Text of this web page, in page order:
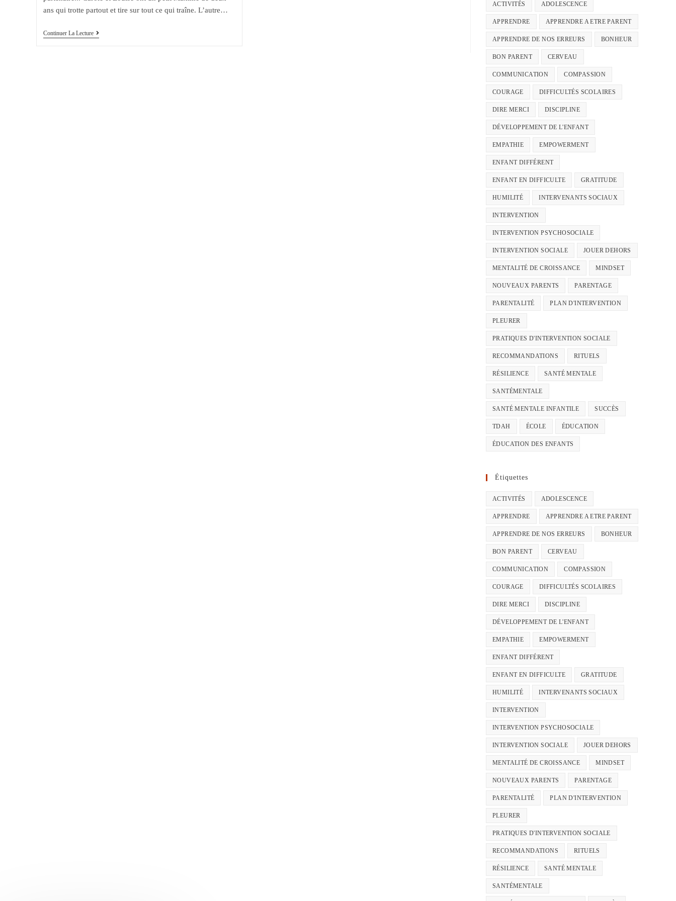
ans qui trotte partout et tire sur tout ce qui traîne. L’autre…
Continuer La LectureL’éducation
Des
ACTIVITÉS ADOLESCENCE
APPRENDRE APPRENDRE A ETRE PARENT
APPRENDRE DE NOS ERREURS BONHEUR
BON PARENT CERVEAU
COMMUNICATION COMPASSION
COURAGE DIFFICULTÉS SCOLAIRES
DIRE MERCI DISCIPLINE
DÉVELOPPEMENT DE L'ENFANT
EMPATHIE EMPOWERMENT
ENFANT DIFFÉRENT
ENFANT EN DIFFICULTE GRATITUDE
HUMILITÉ INTERVENANTS SOCIAUX
INTERVENTION
INTERVENTION PSYCHOSOCIALE
INTERVENTION SOCIALE JOUER DEHORS
MENTALITÉ DE CROISSANCE MINDSET
NOUVEAUX PARENTS PARENTAGE
PARENTALITÉ PLAN D'INTERVENTION
PLEURER
PRATIQUES D'INTERVENTION SOCIALE
RECOMMANDATIONS RITUELS
RÉSILIENCE SANTÉ MENTALE
SANTÉMENTALE
SANTÉ MENTALE INFANTILE SUCCÈS
TDAH ÉCOLE ÉDUCATION
ÉDUCATION DES ENFANTS
Étiquettes
ACTIVITÉS ADOLESCENCE
APPRENDRE APPRENDRE A ETRE PARENT
APPRENDRE DE NOS ERREURS BONHEUR
BON PARENT CERVEAU
COMMUNICATION COMPASSION
COURAGE DIFFICULTÉS SCOLAIRES
DIRE MERCI DISCIPLINE
DÉVELOPPEMENT DE L'ENFANT
EMPATHIE EMPOWERMENT
ENFANT DIFFÉRENT
ENFANT EN DIFFICULTE GRATITUDE
HUMILITÉ INTERVENANTS SOCIAUX
INTERVENTION
INTERVENTION PSYCHOSOCIALE
INTERVENTION SOCIALE JOUER DEHORS
MENTALITÉ DE CROISSANCE MINDSET
NOUVEAUX PARENTS PARENTAGE
PARENTALITÉ PLAN D'INTERVENTION
PLEURER
PRATIQUES D'INTERVENTION SOCIALE
RECOMMANDATIONS RITUELS
RÉSILIENCE SANTÉ MENTALE
SANTÉMENTALE